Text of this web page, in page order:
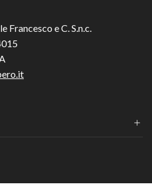
Francesco e C. S.n.c.